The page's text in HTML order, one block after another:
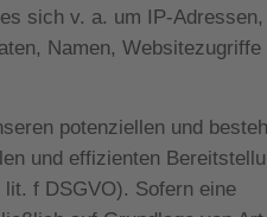
sich v. a. um IP-Adressen,
Namen, Websitezugriffe
potenziellen und
und effizienten
f DSGVO). Sofern eine